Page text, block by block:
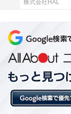
株式会社HAL